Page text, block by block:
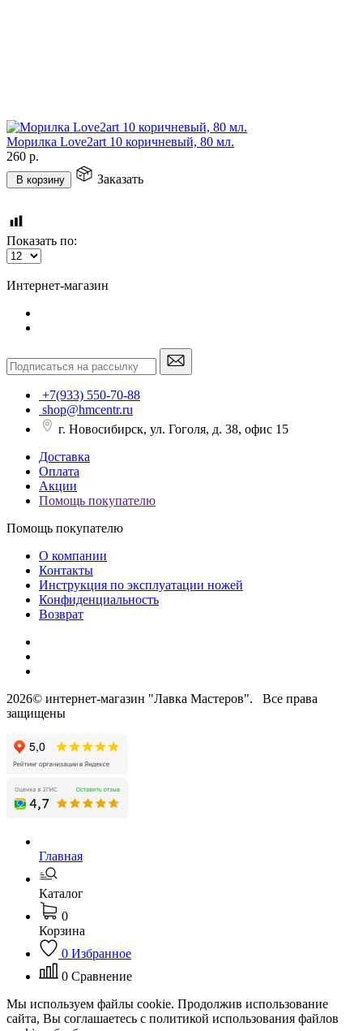
Морилка Love2art 10 коричневый, 80 мл.
260 р.
В корзину Заказать
Показать по:
Интернет-магазин
+7(933) 550-70-88
shop@hmcentr.ru
г. Новосибирск, ул. Гоголя, д. 38, офис 15
Доставка
Оплата
Акции
Помощь покупателю
Помощь покупателю
О компании
Контакты
Инструкция по эксплуатации ножей
Конфиденциальность
Возврат
2026© интернет-магазин "Лавка Мастеров". Все права
защищены
Главная
Каталог
0
Корзина
0 Избранное
0 Сравнение
Мы используем файлы cookie. Продолжив использование
сайта, Вы соглашаетесь с политикой использования файлов